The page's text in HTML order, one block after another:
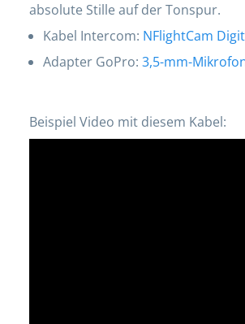
absolute Stille auf der Tonspur.
Kabel Intercom: NFlightCam
Adapter GoPro: 3,5-mm-
Beispiel Video mit diesem Kabel: